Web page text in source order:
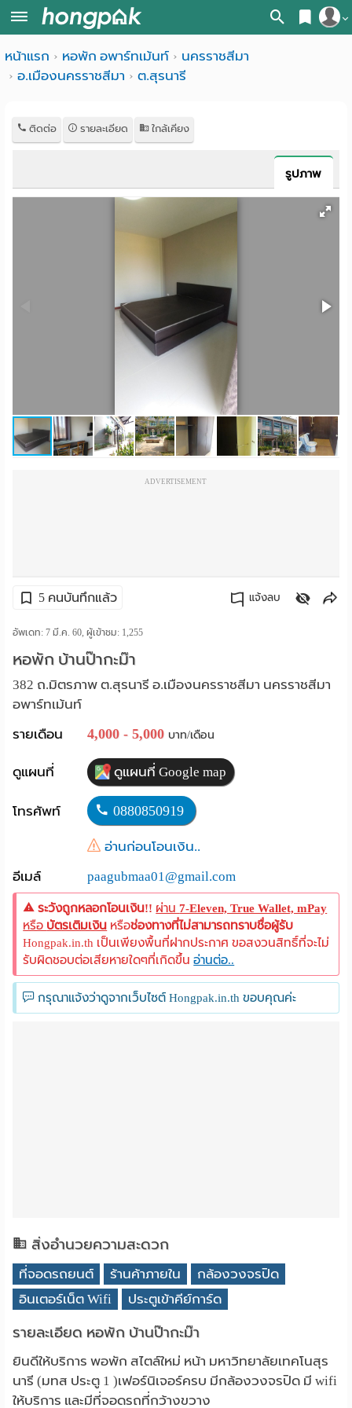
สมัครสมาชิก
เข้าสู่ระบบ
หน้า
ค้นหา
ค้นจากสถานีรถไฟฟ้า
พาร์
ห้อง
โฆษณา
ลง
ประกาศ
ฟรี
Language
หน้าแรก หอพัก อพาร์ทเม้นท์
นครราชสีมา
อ.เมืองนครราชสีมา
ต.สุรนารี
ติดต่อ รายละเอียด ใกล้เคียง
รูปภาพ
ADVERTISEMENT
5 คนบันทึกแล้ว แจ้งลบ
อัพเดท: 7 มี.ค. 60, ผู้เข้าชม: 1,255
หอพัก บ้านป๊ากะม๊า
382 ถ.มิตรภาพ ต.สุรนารี อ.เมืองนครราชสีมา นครราชสีมา
อพาร์ทเม้นท์
รายเดือน
4,000 - 5,000 บาท/เดือน
ดูแผนที่ ดูแผนที่ Google map
โทรศัพท์ 0880850919
อ่านก่อนโอนเงิน..
อีเมล์
paagubmaa01@gmail.com
ระวังถูกหลอกโอนเงิน!! ผ่าน7-Eleven, True Wallet, mPay
หรือ บัตรเติมเงิน หรือช่องทางที่ไม่สามารถทราบชื่อผู้รับ
Hongpak.in.th เป็นเพียงพื้นที่ฝากประกาศ ขอสงวนสิทธิ์ที่จะไม่
รับผิดชอบต่อเสียหายใดๆที่เกิดขึ้นอ่านต่อ..
กรุณาแจ้งว่าดูจากเว็บไซต์ Hongpak.in.th ขอบคุณค่ะ
สิ่งอำนวยความสะดวก
ที่จอดรถยนต์ ร้านค้าภายใน
กล้องวงจรปิด
อินเตอร์เน็ต Wifi
ประตูเข้าคีย์การ์ด
รายละเอียด หอพัก บ้านป๊ากะม๊า
ยินดีให้บริการ พอพัก สไตล์ใหม่ หน้า มหาวิทยาลัยเทคโนสุร
นารี (มทส ประตู 1 )เฟอร์นิเจอร์ครบ มีกล้องวงจรปิด มี wifi
ให้บริการ และมีที่จอดรถที่กว้างขวาง